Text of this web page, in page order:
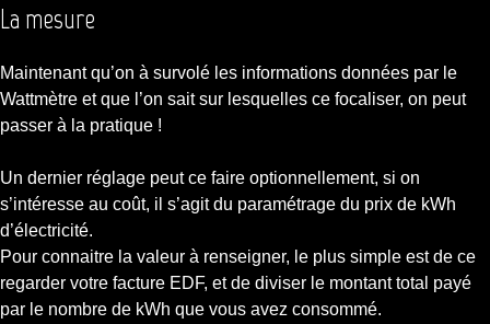
La mesure
Maintenant qu’on à survolé les informations données par le
Wattmètre et que l’on sait sur lesquelles ce focaliser, on peut
passer à la pratique !
Un dernier réglage peut ce faire optionnellement, si on
s’intéresse au coût, il s’agit du paramétrage du prix de kWh
d’électricité.
Pour connaitre la valeur à renseigner, le plus simple est de ce
regarder votre facture EDF, et de diviser le montant total payé
par le nombre de kWh que vous avez consommé.